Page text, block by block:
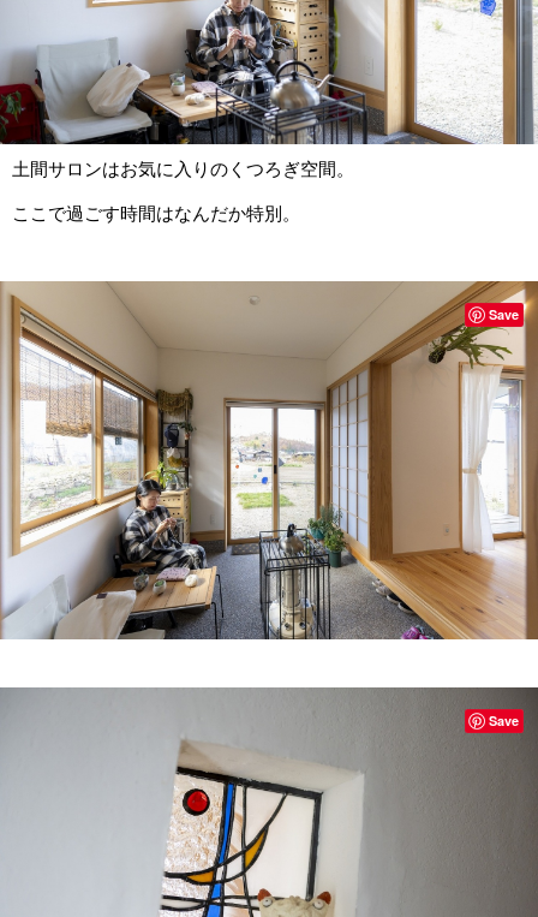
土間サロンはお気に入りのくつろぎ空間。
ここで過ごす時間はなんだか特別。
Save
Save